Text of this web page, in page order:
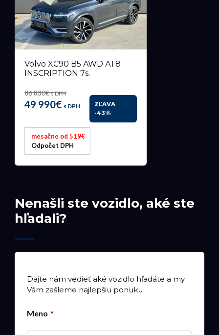
Volvo XC90 B5 AWD AT8
INSCRIPTION 7s.
86 830€s DPH
49 990€ s DPH
ZĽAVA
-43%
mesačne od 519€
Odpočet DPH
Nenašli ste vozidlo, aké ste
hľadali?
Dajte nám vedieť aké vozidlo hľadáte a my
Vám zašleme najlepšiu ponuku
Meno